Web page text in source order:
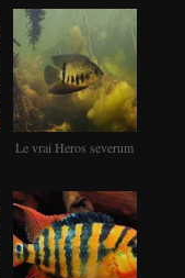
Le vrai Heros severum